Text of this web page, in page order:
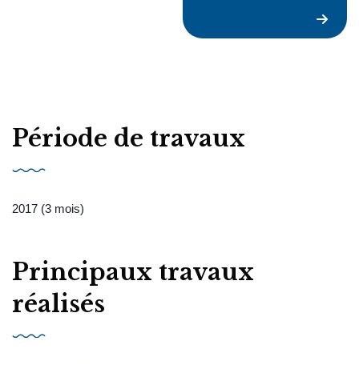
Période de travaux
2017 (3 mois)
Principaux travaux
réalisés